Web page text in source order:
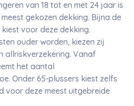
van 18 tot en met 24 jaar is
gekozen dekking. Bijna de
voor deze dekking.
ouder worden, kiezen zij
allriskverzekering. Vanaf
het aantal
Onder 65-plussers kiest zelfs
voor deze meest uitgebreide